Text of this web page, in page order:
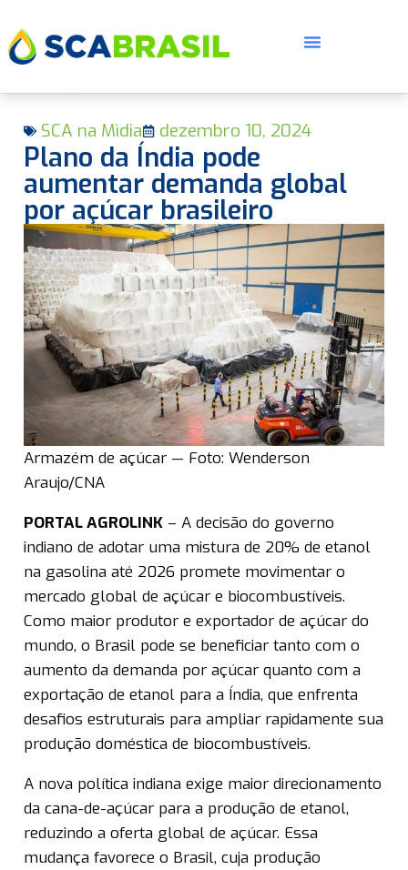
SCA na Mìdia dezembro 10, 2024
Plano da Índia pode
aumentar demanda global
por açúcar brasileiro
Armazém de açúcar — Foto: Wenderson
Araujo/CNA
PORTAL AGROLINK – A decisão do governo
indiano de adotar uma mistura de 20% de etanol
na gasolina até 2026 promete movimentar o
mercado global de açúcar e biocombustíveis.
Como maior produtor e exportador de açúcar do
mundo, o Brasil pode se beneficiar tanto com o
aumento da demanda por açúcar quanto com a
exportação de etanol para a Índia, que enfrenta
desafios estruturais para ampliar rapidamente sua
produção doméstica de biocombustíveis.
A nova política indiana exige maior direcionamento
da cana-de-açúcar para a produção de etanol,
reduzindo a oferta global de açúcar. Essa
mudança favorece o Brasil, cuja produção